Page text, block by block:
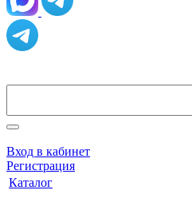
Вход в кабинет
Регистрация
Каталог